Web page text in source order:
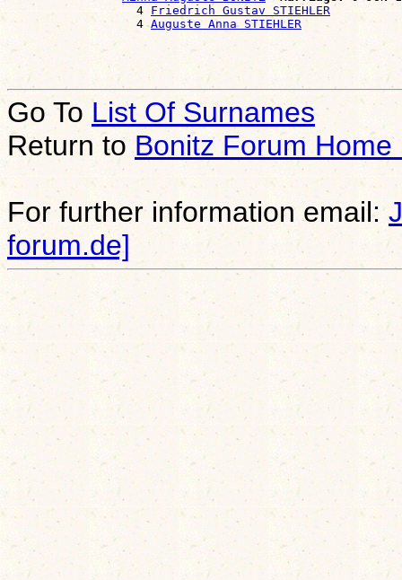
                  4
Friedrich Gustav STIEHLER
                  4
Auguste Anna STIEHLER
Go To List Of Surnames
Return toBonitz Forum Home
For further information email:
forum.de]